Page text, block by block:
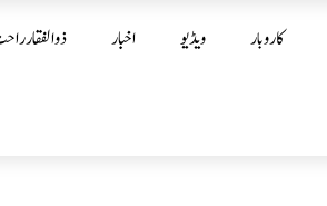
ذوالفقار اخبار ویڈیو کاروبار